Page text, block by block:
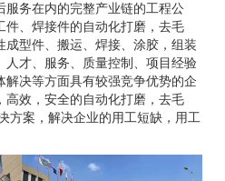
服务在内的完整产业链的工程公
件、焊接件的自动化打磨，去毛
型件、搬运、焊接、涂胶，组装
人才、服务、质量控制、项目经验
解决等方面具有较强竞争优势的企
高效，安全的自动化打磨，去毛
方案，解决企业的用工短缺，用工